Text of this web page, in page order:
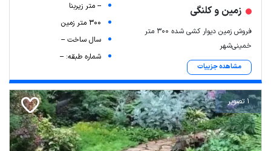
زمین و کلنگی
فروش زمین دیوار کشی شده ۳۰۰ متر
خمینی‌شهر
مشاهده جزییات
-- متر زیربنا
300 متر زمین
سال ساخت --
شماره طبقه: --
1 تصویر